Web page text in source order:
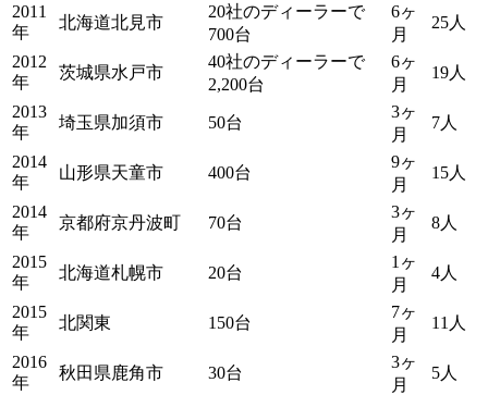
2011
年
北海道北見市
20社のディーラーで
700台
6ヶ
月
25人
2012
年
茨城県水戸市
40社のディーラーで
2,200台
6ヶ
月
19人
2013
年
埼玉県加須市 50台
3ヶ
月
7人
2014
年
山形県天童市 400台
9ヶ
月
15人
2014
年
京都府京丹波町 70台
3ヶ
月
8人
2015
年
北海道札幌市 20台
1ヶ
月
4人
2015
年
北関東 150台
7ヶ
月
11人
2016
年
秋田県鹿角市 30台
3ヶ
月
5人